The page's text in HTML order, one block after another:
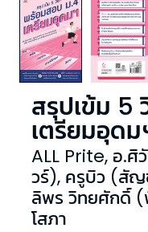
สรุปเข้ม 5
เตรียมอุดม
ALL Prite, อ.ศิ
วร์), ครูบิว (สั
ลิพร วิทยศักดิ์
โสภา